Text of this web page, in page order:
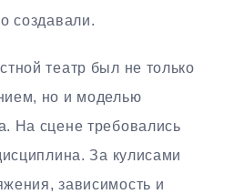
создавали.
театр был не только
но и моделью
На сцене требовались
За кулисами
зависимость и